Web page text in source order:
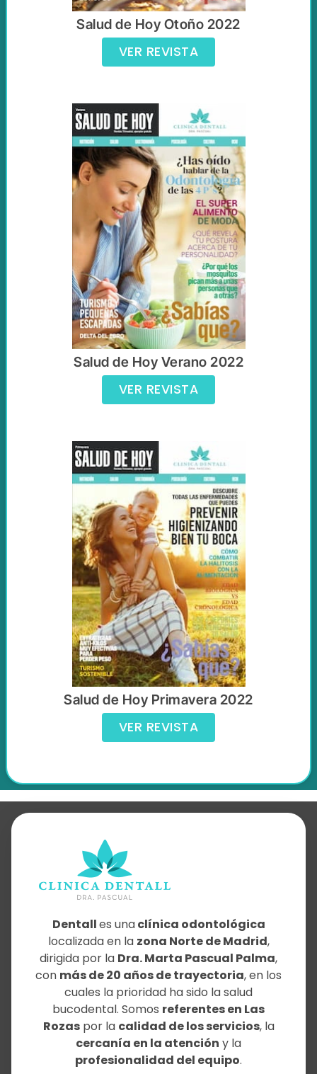
Salud de Hoy Otoño 2022
VER REVISTA
Salud de Hoy Verano 2022
VER REVISTA
Salud de Hoy Primavera 2022
VER REVISTA
Dentalles unaclínica odontológica
localizada en la zona Norte de Madrid,
dirigida por la Dra. Marta Pascual Palma,
con más de 20 años de trayectoria, en los
cuales la prioridad ha sido la salud
bucodental. Somos referentes en Las
Rozaspor la calidad de los servicios, la
cercanía en la atención y la
profesionalidad del equipo.